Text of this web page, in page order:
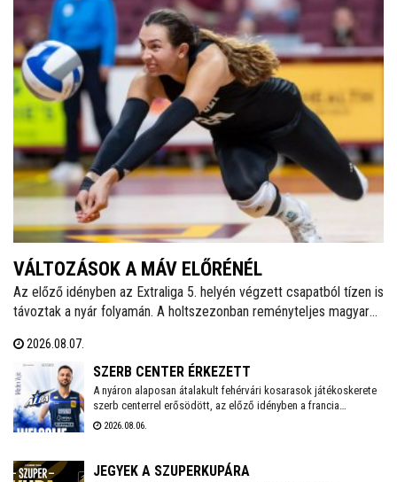
VÁLTOZÁSOK A MÁV ELŐRÉNÉL
Az előző idényben az Extraliga 5. helyén végzett csapatból tízen is
távoztak a nyár folyamán. A holtszezonban reményteljes magyar
erősödött az együttes, melynek szakmai munkájáért a 2026/2027-
es évadban is Kaszap Tamás felel.
2026.08.07.
SZERB CENTER ÉRKEZETT
A nyáron alaposan átalakult fehérvári kosarasok játékoskerete
szerb centerrel erősödött, az előző idényben a francia
másodosztályban kosárlabdázó Mladen Vujics érkezik a
csapat munkáját.
2026.08.06.
JEGYEK A SZUPERKUPÁRA